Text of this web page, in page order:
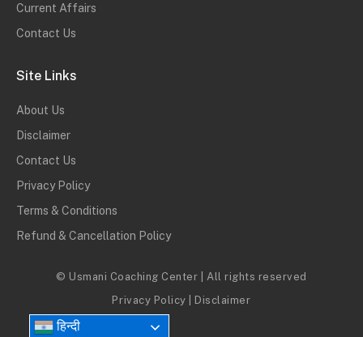
Current Affairs
Contact Us
Site Links
About Us
Disclaimer
Contact Us
Privacy Policy
Terms & Conditions
Refund & Cancellation Policy
© Usmani Coaching Center | All rights reserved
Privacy Policy
Disclaimer
हिन्दी